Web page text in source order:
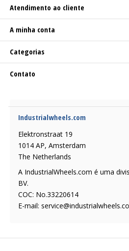
Atendimento ao cliente
A minha conta
Categorias
Contato
Industrialwheels.com
Elektronstraat 19
1014 AP, Amsterdam
The Netherlands
A IndustrialWheels.com é uma
BV.
COC: No.33220614
E-mail: